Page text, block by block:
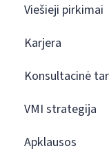
Viešieji pirkimai
Karjera
Konsultacinė
VMI strategija
Apklausos